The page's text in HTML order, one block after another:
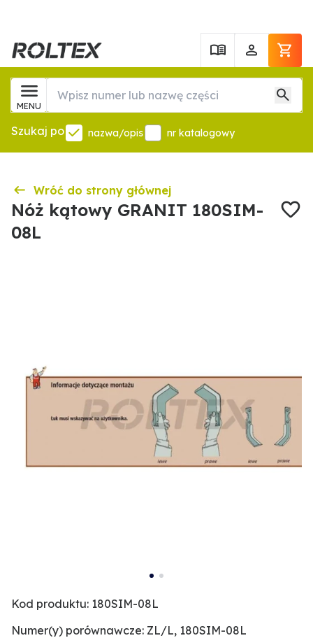
MENU
Szukaj po nazwa/opis nr katalogowy
Wróć do strony głównej
Nóż kątowy GRANIT 180SIM-
08L
Kod produktu: 180SIM-08L
Numer(y) porównawcze: ZL/L, 180SIM-08L